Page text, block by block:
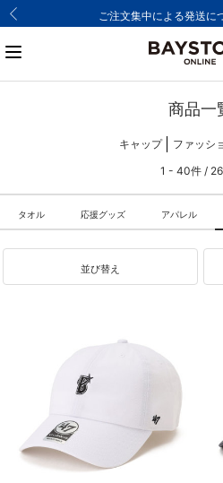
ご注文集中による発送に
商品一
キャップ
ファッシ
1 - 40件 /
タオル 応援グッズ アパレル
並び替え